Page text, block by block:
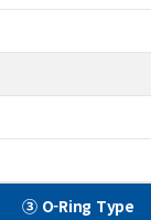
③ O-Ring Type